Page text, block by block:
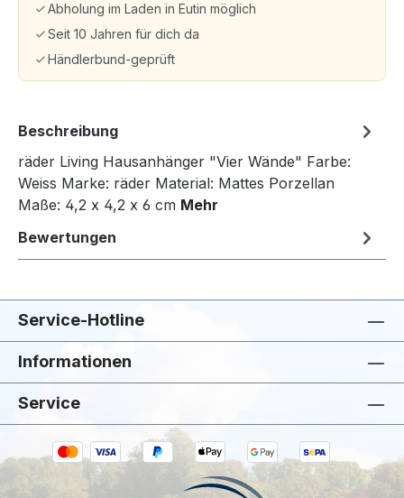
Abholung im Laden in Eutin möglich
Seit 10 Jahren für dich da
Händlerbund-geprüft
Beschreibung
räder Living Hausanhänger "Vier Wände" Farbe:
Weiss Marke: räder Material: Mattes Porzellan
Maße: 4,2 x 4,2 x 6 cm Mehr
Bewertungen
Service-Hotline
Informationen
Service